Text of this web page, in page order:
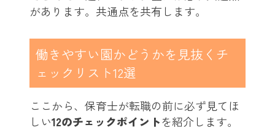
があります。共通点を共有します。
働きやすい園かどうかを見抜くチ
ェックリスト12選
ここから、保育士が転職の前に必ず見てほ
しい12のチェックポイントを紹介します。